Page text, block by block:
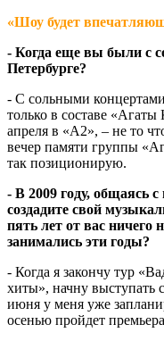
«Шоу будет
- Когда еще вы были с
Петербурге?
- С сольными
только в составе
апреля в «А2», – не то
вечер памяти группы
так позиционирую.
- В 2009 году, общаясь
создадите свой
пять лет от вас
занимались эти годы?
- Когда я закончу тур
хиты», начну
июня у меня уже
осенью пройдет